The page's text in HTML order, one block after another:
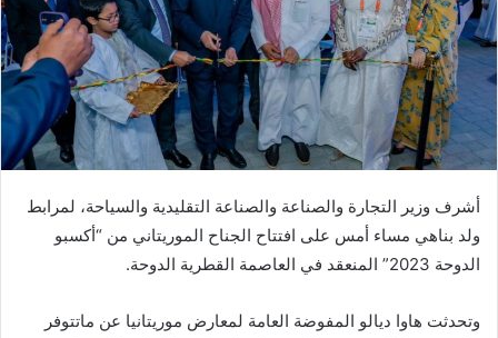
أشرف وزير التجارة والصناعة والصناعة التقليدية والسياحة، لمرابط
ولد بناهي مساء أمس على افتتاح الجناح الموريتاني من “أكسبو
الدوحة 2023” المنعقد في العاصمة القطرية الدوحة.
وتحدثت هاوا ديالو المفوضة العامة لمعارض موريتانيا عن ماتتوفر